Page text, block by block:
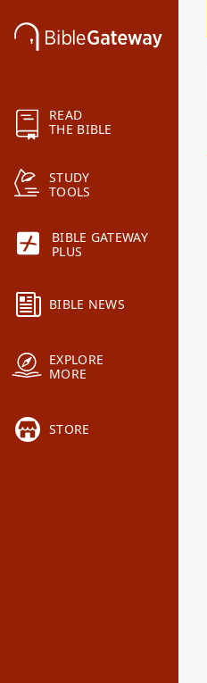
READ
THE BIBLE
STUDY
TOOLS
BIBLE GATEWAY
PLUS
BIBLE NEWS
EXPLORE
MORE
STORE